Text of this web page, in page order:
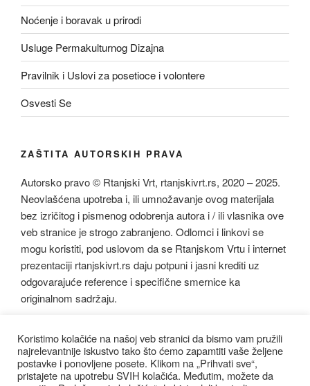
Noćenje i boravak u prirodi
Usluge Permakulturnog Dizajna
Pravilnik i Uslovi za posetioce i volontere
Osvesti Se
ZAŠTITA AUTORSKIH PRAVA
Autorsko pravo © Rtanjski Vrt, rtanjskivrt.rs, 2020 – 2025.
Neovlašćena upotreba i, ili umnožavanje ovog materijala
bez izričitog i pismenog odobrenja autora i / ili vlasnika ove
veb stranice je strogo zabranjeno. Odlomci i linkovi se
mogu koristiti, pod uslovom da se Rtanjskom Vrtu i internet
prezentaciji rtanjskivrt.rs daju potpuni i jasni krediti uz
odgovarajuće reference i specifične smernice ka
originalnom sadržaju.
FacebookInstagramyoutubeEmail
Koristimo kolačiće na našoj veb stranici da bismo vam pružili
najrelevantnije iskustvo tako što ćemo zapamtiti vaše željene
postavke i ponovljene posete. Klikom na „Prihvati sve“,
pristajete na upotrebu SVIH kolačića. Međutim, možete da